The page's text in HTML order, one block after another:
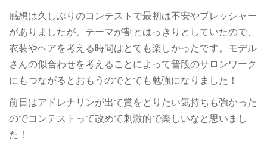
感想は久しぶりのコンテストで最初は不安やプレッシャー
がありましたが、テーマが割とはっきりとしていたので、
衣装やヘアを考える時間はとても楽しかったです。モデル
さんの似合わせを考えることによって普段のサロンワーク
にもつながるとおもうのでとても勉強になりました！
前日はアドレナリンが出て賞をとりたい気持ちも強かった
のでコンテストって改めて刺激的で楽しいなと思いまし
た！